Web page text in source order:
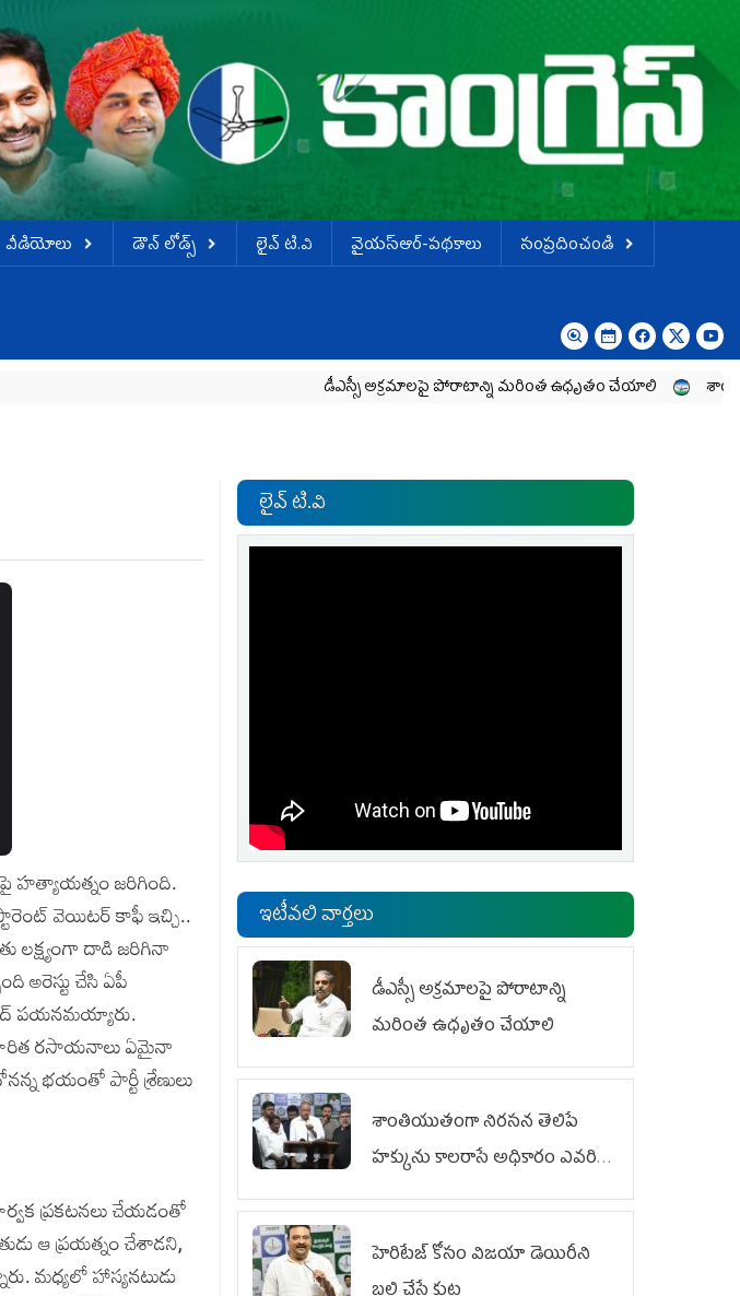
వీడియోలు డౌన్ లోడ్స్ లైవ్ టి.వి వైయస్ఆర్-పథకాలు
సంప్రదించండి
డీఎస్సీ అక్రమాలపై పోరాటాన్ని మరింత ఉధృతం చేయాలి శాంతియుతంగా
హత్యాయత్నం జరిగింది.
వెయిటర్‌ కాఫీ ఇచ్చి..
లక్ష్యంగా దాడి జరిగినా
అరెస్టు చేసి ఏపీ
పయనమయ్యారు.
రసాయనాలు ఏమైనా
భయంతో పార్టీ శ్రేణులు
ప్రకటనలు చేయడంతో
ఆ ప్రయత్నం చేశాడని,
మధ్యలో హాస్యనటుడు
లైవ్ టి.వి
ఇటీవలి వార్తలు
డీఎస్సీ అక్రమాలపై పోరాటాన్ని
మరింత ఉధృతం చేయాలి
శాంతియుతంగా నిరసన తెలిపే
హక్కును కాలరాసే అధికారం ఎవరికీ
లేదు
హెరిటేజ్ కోసం విజయా డెయిరీని